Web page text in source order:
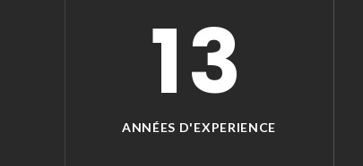
13
ANNÉES D'EXPERIENCE